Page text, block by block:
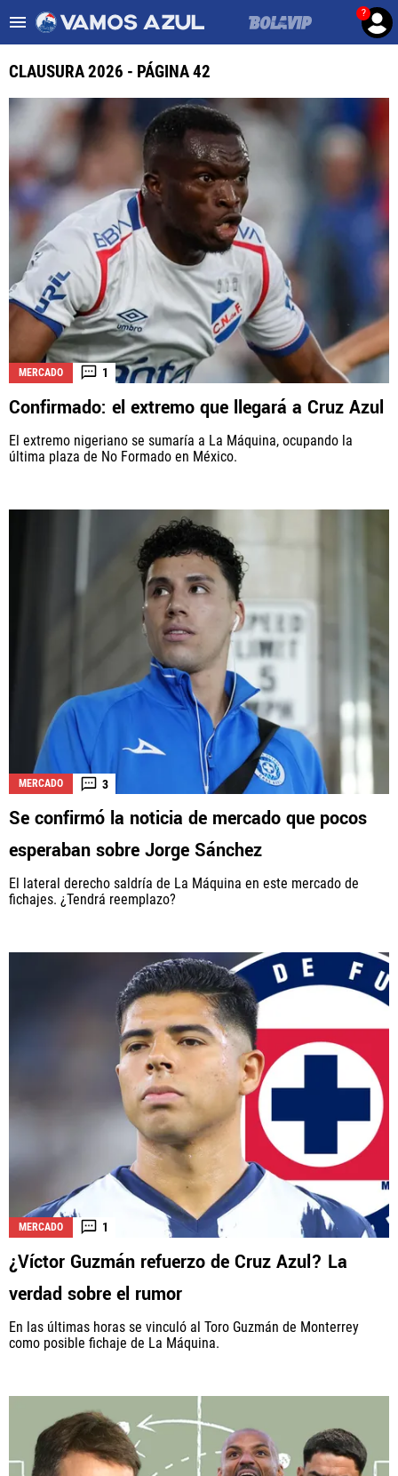
?
Noticias Cruz Azul HOY
ULTIMAS NOTICIAS
LEAGUES CUP
LIGA MX
FEMENIL
FUERZAS BÁSICAS
MERCADO DE FICHAJES
OPINIÓN
Este portal es una sección especial del portal Bolavip.com
con información destinada a los fans del Club.
Esta sección no tiene relación alguna con el Club. Para visitar
haz click aquí
Términos y Condiciones
Políticas de Privacidad
Ad Choices
Vamos Azul, al igual que Futbol Sites, es una
compañía perteneciente a Better Collective. Todos
los derechos reservados.
La aceptación de una de las ofertas presentadas en esta página
puede dar lugar a un pago aVamos Azul. Este pago puede influir en
cómo y dónde aparecen los operadores de juego en la página y en el
CLAUSURA 2026 - PÁGINA 42
MERCADO 1
Confirmado: el extremo que llegará a Cruz Azul
El extremo nigeriano se sumaría a La Máquina, ocupando la
última plaza de No Formado en México.
MERCADO 3
Se confirmó la noticia de mercado que pocos
esperaban sobre Jorge Sánchez
El lateral derecho saldría de La Máquina en este mercado de
fichajes. ¿Tendrá reemplazo?
MERCADO 1
¿Víctor Guzmán refuerzo de Cruz Azul? La
verdad sobre el rumor
En las últimas horas se vinculó al Toro Guzmán de Monterrey
como posible fichaje de La Máquina.